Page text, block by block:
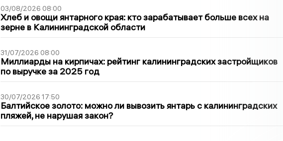
03/08/2026 08:00
Хлеб и овощи янтарного края: кто зарабатывает больше всех на
зерне в Калининградской области
31/07/2026 08:00
Миллиарды на кирпичах: рейтинг калининградских застройщиков
по выручке за 2025 год
30/07/2026 17:50
Балтийское золото: можно ли вывозить янтарь с калининградских
пляжей, не нарушая закон?